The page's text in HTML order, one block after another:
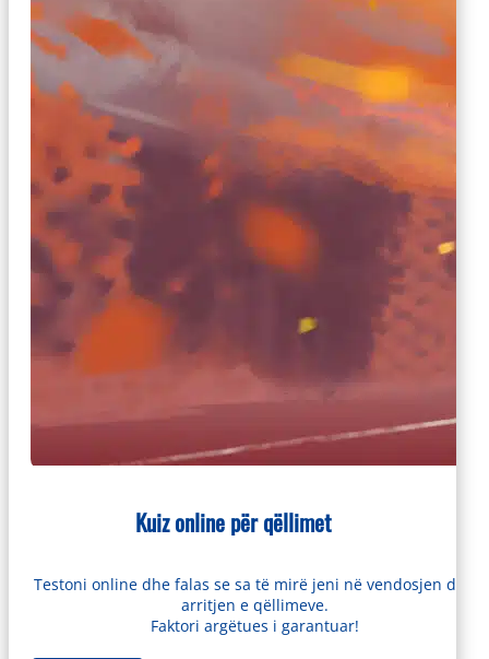
Kuiz online për qëllimet
Testoni online dhe falas se sa të mirë jeni në vendosjen dhe
arritjen e qëllimeve.
Faktori argëtues i garantuar!